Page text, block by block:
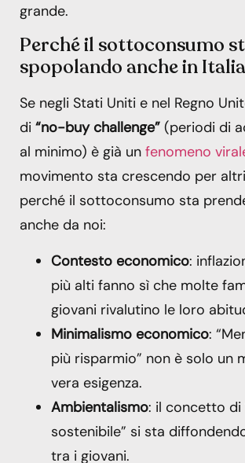
grande.
Perché il sottoconsumo
spopolando anche in
Se negli Stati Uniti e nel Regno
di “no-buy challenge” (periodi di
al minimo) è già un fenomeno
movimento sta crescendo per
perché il sottoconsumo sta
anche da noi:
Contesto economico:
più alti fanno sì che molte
giovani rivalutino le loro
Minimalismo economico:
più risparmio” non è solo un
vera esigenza.
Ambientalismo: il concetto di
sostenibile” si sta
tra i giovani.